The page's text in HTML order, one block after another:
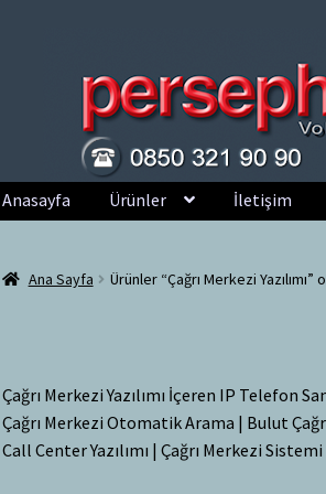
Dolaşıma
geç
İçeriğe
geç
Anasayfa Ürünler İletişim
Ana Sayfa Ürünler “Çağrı Merkezi
Çağrı Merkezi Yazılımı İçeren IP Telefon
Çağrı Merkezi Otomatik Arama | Bulut
Call Center Yazılımı | Çağrı Merkezi Sistemi